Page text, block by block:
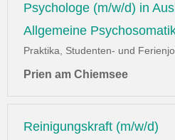
Psychologe (m/w/d) in
Allgemeine
Praktika, Studenten- und
Prien am Chiemsee
Reinigungskraft (m/w/d)